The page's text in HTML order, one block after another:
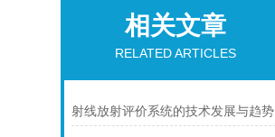
相关文章
RELATED ARTICLES
射线放射评价系统的技术发展与趋势